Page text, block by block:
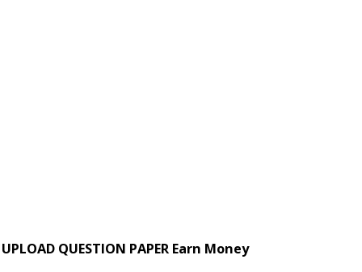
UPLOAD QUESTION PAPER Earn Money